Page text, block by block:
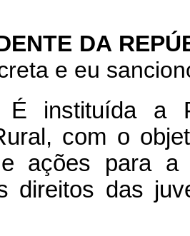
DA
e eu
É instituída a
com o
e ações para
direitos das